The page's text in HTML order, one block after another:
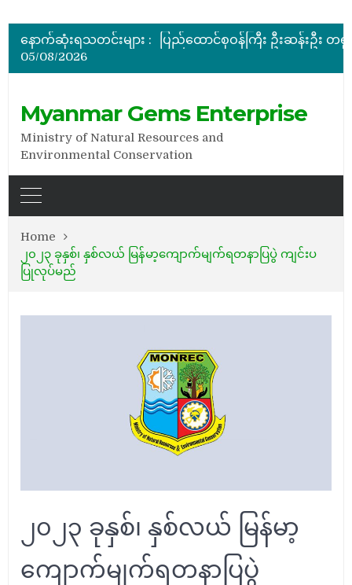
နောက်ဆုံးရသတင်းများ :
အိတ်ဖွင့်တင်ဒါခေါ်ယူခြင်း
05/08/2026
Myanmar Gems Enterprise
Ministry of Natural Resources and
Environmental Conservation
Home
၂၀၂၃ ခုနှစ်၊ နှစ်လယ် မြန်မာ့ကျောက်မျက်ရတနာပြပွဲ ကျင်းပ
ပြုလုပ်မည်
၂၀၂၃ ခုနှစ်၊ နှစ်လယ် မြန်မာ့
ကျောက်မျက်ရတနာပြပွဲ